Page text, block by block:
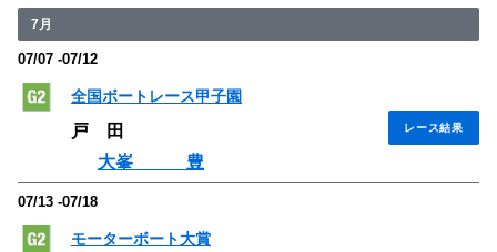
7月
07/07 -07/12
全国ボートレース甲子園
レース結果
戸 田
大峯 豊
07/13 -07/18
モーターボート大賞